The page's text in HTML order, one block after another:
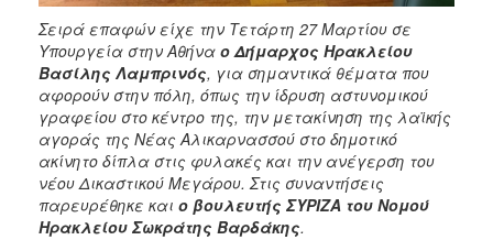
ΠΟΛΙΤΙΣΜΟΣ
ΑΝΘΕΚΤΙΚΗ
ΠΟΛΗ
Σειρά επαφών είχε την Τετάρτη 27 Μαρτίου σε
Υπουργεία στην Αθήνα ο Δήμαρχος Ηρακλείου
Βασίλης Λαμπρινός, για σημαντικά θέματα που
αφορούν στην πόλη, όπως την ίδρυση αστυνομικού
γραφείου στο κέντρο της, την μετακίνηση της λαϊκής
αγοράς της Νέας Αλικαρνασσού στο δημοτικό
ακίνητο δίπλα στις φυλακές και την ανέγερση του
νέου Δικαστικού Μεγάρου. Στις συναντήσεις
παρευρέθηκε και ο βουλευτής ΣΥΡΙΖΑ του Νομού
Ηρακλείου Σωκράτης Βαρδάκης.